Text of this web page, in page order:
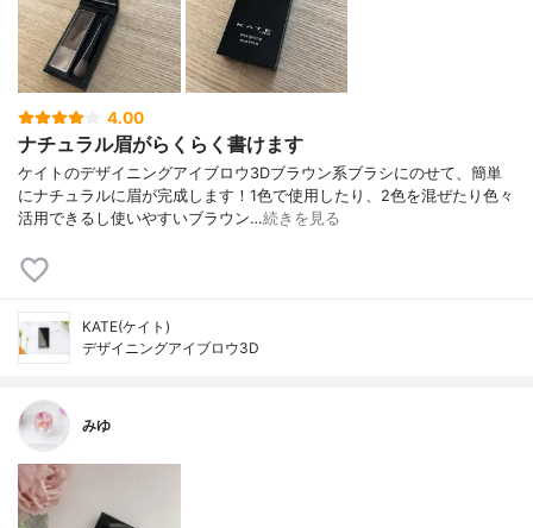
4.00
ナチュラル眉がらくらく書けます
ケイトのデザイニングアイブロウ3Dブラウン系ブラシにのせて、簡単
にナチュラルに眉が完成します！1色で使用したり、2色を混ぜたり色々
活用できるし使いやすいブラウン…続きを見る
KATE(ケイト)
デザイニングアイブロウ3D
みゆ